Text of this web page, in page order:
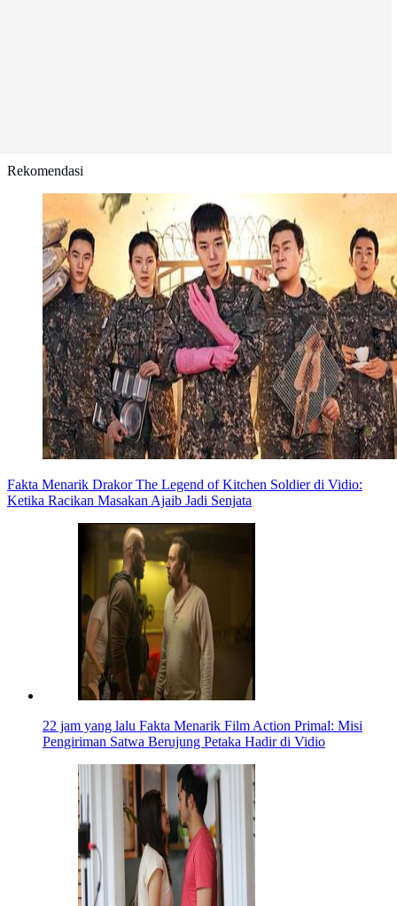
Rekomendasi
Fakta Menarik Drakor The Legend of Kitchen Soldier di Vidio:
Ketika Racikan Masakan Ajaib Jadi Senjata
22 jam yang lalu Fakta Menarik Film Action Primal: Misi
Pengiriman Satwa Berujung Petaka Hadir di Vidio